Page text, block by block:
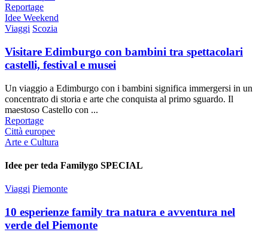
Reportage
Idee Weekend
Viaggi Scozia
Visitare Edimburgo con bambini tra spettacolari
castelli, festival e musei
Un viaggio a Edimburgo con i bambini significa immergersi in un
concentrato di storia e arte che conquista al primo sguardo. Il
maestoso Castello con ...
Reportage
Città europee
Arte e Cultura
Idee per teda Familygo SPECIAL
Viaggi Piemonte
10 esperienze family tra natura e avventura nel
verde del Piemonte